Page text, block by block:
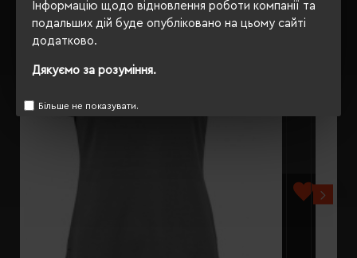
Інформацію щодо відновлення роботи компанії та
подальших дій буде опубліковано на цьому сайті
додатково.
Дякуємо за розуміння.
Більше не показувати.